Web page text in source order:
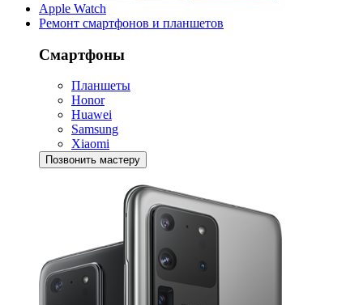
Apple Watch
Ремонт смартфонов и планшетов
Смартфоны
Планшеты
Honor
Huawei
Samsung
Xiaomi
Позвонить мастеру